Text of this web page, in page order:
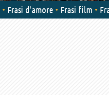
Frasi d'amore Frasi film